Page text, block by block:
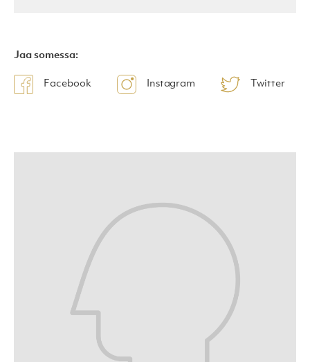
Jaa somessa:
Facebook Instagram Twitter